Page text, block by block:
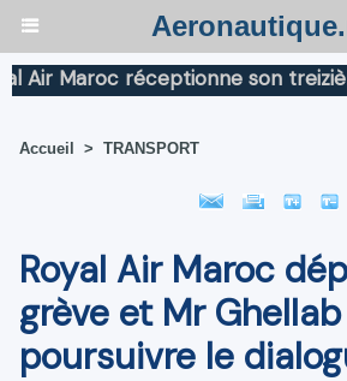
Maroc réceptionne son treizième
Accueil > TRANSPORT
Royal Air Maroc
grève et Mr
poursuivre le